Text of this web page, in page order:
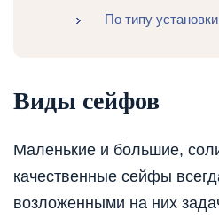
По типу установки
Виды сейфов
Маленькие и большие,
качественные сейфы
возложенными на них